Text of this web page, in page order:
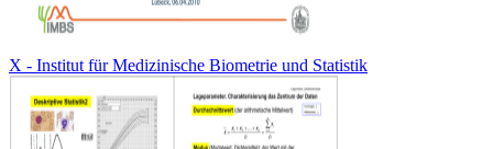
X - Institut für Medizinische Biometrie und Statistik